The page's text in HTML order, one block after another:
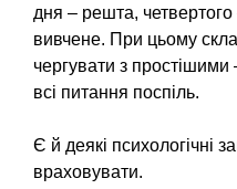
дня – решта,
вивчене. При цьому
чергувати з простішими
всі питан­ня поспіль.
Є й деякі психологічні
враховувати.